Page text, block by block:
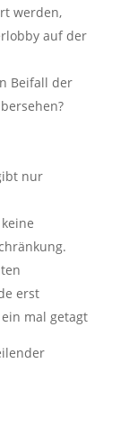
werden,
auf der
Beifall der
nur
erst
mal getagt